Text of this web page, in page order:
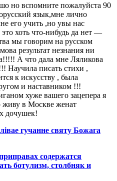
но вспомните пожалуйста 90
язык,мне лично
его учить ,но увы нас
хоть что-нибудь да нет —
мы говорим на русском
результат незнания ни
А что дала мне Ляликова
Научила писать стихи ,
к искусству , была
и наставником !!!
хуже вашего зацепера я
живу в Москве женат
дочушек!
гучанне святу Божага
содержатся
ботулизм, столбняк и